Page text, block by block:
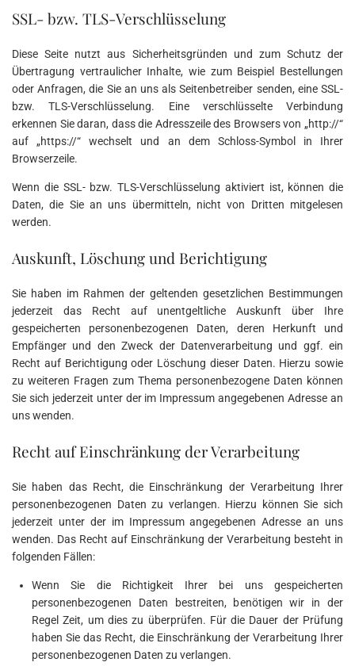
SSL- bzw. TLS-Verschlüsselung
Diese Seite nutzt aus Sicherheitsgründen und zum Schutz der
Übertragung vertraulicher Inhalte, wie zum Beispiel Bestellungen
oder Anfragen, die Sie an uns als Seitenbetreiber senden, eine SSL-
bzw. TLS-Verschlüsselung. Eine verschlüsselte Verbindung
erkennen Sie daran, dass die Adresszeile des Browsers von „http://“
auf „https://“ wechselt und an dem Schloss-Symbol in Ihrer
Browserzeile.
Wenn die SSL- bzw. TLS-Verschlüsselung aktiviert ist, können die
Daten, die Sie an uns übermitteln, nicht von Dritten mitgelesen
werden.
Auskunft, Löschung und Berichtigung
Sie haben im Rahmen der geltenden gesetzlichen Bestimmungen
jederzeit das Recht auf unentgeltliche Auskunft über Ihre
gespeicherten personenbezogenen Daten, deren Herkunft und
Empfänger und den Zweck der Datenverarbeitung und ggf. ein
Recht auf Berichtigung oder Löschung dieser Daten. Hierzu sowie
zu weiteren Fragen zum Thema personenbezogene Daten können
Sie sich jederzeit unter der im Impressum angegebenen Adresse an
uns wenden.
Recht auf Einschränkung der Verarbeitung
Sie haben das Recht, die Einschränkung der Verarbeitung Ihrer
personenbezogenen Daten zu verlangen. Hierzu können Sie sich
jederzeit unter der im Impressum angegebenen Adresse an uns
wenden. Das Recht auf Einschränkung der Verarbeitung besteht in
folgenden Fällen:
Wenn Sie die Richtigkeit Ihrer bei uns gespeicherten
personenbezogenen Daten bestreiten, benötigen wir in der
Regel Zeit, um dies zu überprüfen. Für die Dauer der Prüfung
haben Sie das Recht, die Einschränkung der Verarbeitung Ihrer
personenbezogenen Daten zu verlangen.